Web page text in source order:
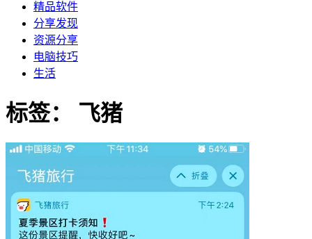
精品软件
分享发现
资源分享
电脑技巧
生活
标签： 飞猪